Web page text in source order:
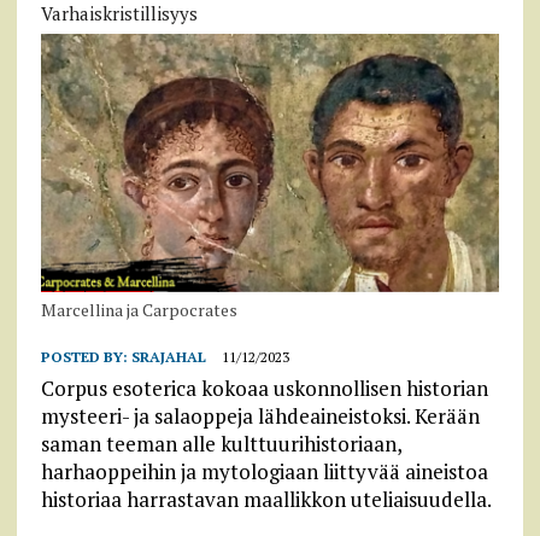
Varhaiskristillisyys
Marcellina ja Carpocrates
POSTED BY: SRAJAHAL 11/12/2023
Corpus esoterica kokoaa uskonnollisen historian
mysteeri- ja salaoppeja lähdeaineistoksi. Kerään
saman teeman alle kulttuurihistoriaan,
harhaoppeihin ja mytologiaan liittyvää aineistoa
historiaa harrastavan maallikkon uteliaisuudella.